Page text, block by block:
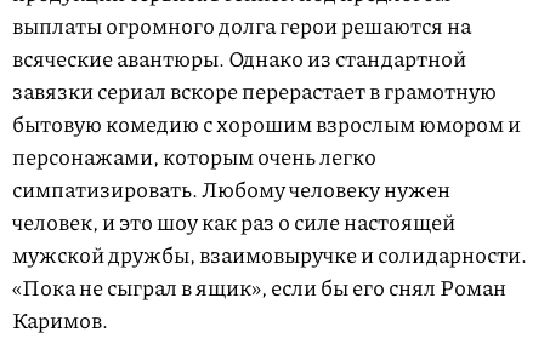
выплаты огромного долга герои решаются на
всяческие авантюры. Однако из стандартной
завязки сериал вскоре перерастает в грамотную
бытовую комедию с хорошим взрослым юмором и
персонажами, которым очень легко
симпатизировать. Любому человеку нужен
человек, и это шоу как раз о силе настоящей
мужской дружбы, взаимовыручке и солидарности.
«Пока не сыграл в ящик», если бы его снял Роман
Каримов.